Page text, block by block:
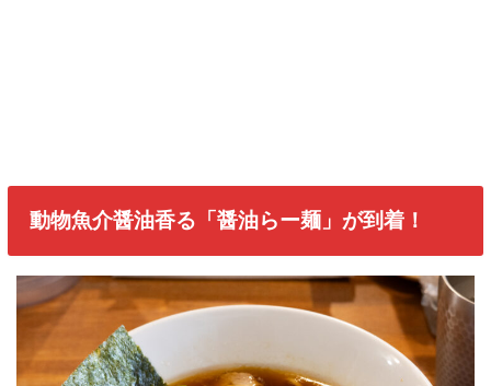
動物魚介醤油香る「醤油らー麺」が到着！